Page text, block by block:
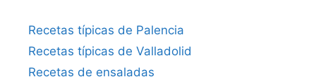
Recetas típicas de Palencia
Recetas típicas de Valladolid
Recetas de ensaladas